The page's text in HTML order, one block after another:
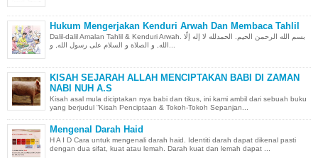
Hukum Mengerjakan Kenduri Arwah Dan Membaca Tahlil
Dalil-dalil Amalan Tahlil & Kenduri Arwah. بسم الله الرحمن الحيم. الحمدلله لا إله إلّا
KISAH SEJARAH ALLAH MENCIPTAKAN BABI DI ZAMAN
NABI NUH A.S
Kisah asal mula diciptakan nya babi dan tikus, ini kami ambil dari sebuah buku
yang berjudul “Kisah Penciptaan & Tokoh-Tokoh Sepanjan...
Mengenal Darah Haid
H A I D Cara untuk mengenali darah haid. Identiti darah dapat dikenal pasti
dengan dua sifat, kuat atau lemah. Darah kuat dan lemah dapat ...